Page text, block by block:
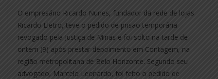
O empresário Ricardo Nunes, fundador da rede de lojas
Ricardo Eletro, teve o pedido de prisão temporária
revogado pela Justiça de Minas e foi solto na tarde de
ontem (9) após prestar depoimento em Contagem, na
região metropolitana de Belo Horizonte. Segundo seu
advogado, Marcelo Leonardo, foi feito o pedido de